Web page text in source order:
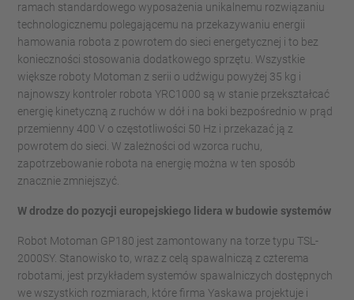
ramach standardowego wyposażenia unikalnemu rozwiązaniu
technologicznemu polegającemu na przekazywaniu energii
hamowania robota z powrotem do sieci energetycznej i to bez
konieczności stosowania dodatkowego sprzętu. Wszystkie
większe roboty Motoman z serii o udźwigu powyżej 35 kg i
najnowszy kontroler robota YRC1000 są w stanie przekształcać
energię kinetyczną z ruchów w dół i na boki bezpośrednio w prąd
przemienny 400 V o częstotliwości 50 Hz i przekazać ją z
powrotem do sieci. W zależności od wzorca ruchu,
zapotrzebowanie robota na energię można w ten sposób
znacznie zmniejszyć.
W drodze do pozycji europejskiego lidera w budowie systemów
Robot Motoman GP180 jest zamontowany na torze typu TSL-
2000SY. Stanowisko to, wraz z celą spawalniczą z czterema
robotami, jest przykładem systemów spawalniczych dostępnych
we wszystkich rozmiarach, które firma Yaskawa projektuje i